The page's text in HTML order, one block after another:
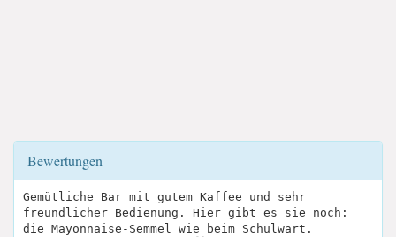
Bewertungen
Gemütliche Bar mit gutem Kaffee und sehr
freundlicher Bedienung. Hier gibt es sie noch:
die Mayonnaise-Semmel wie beim Schulwart.